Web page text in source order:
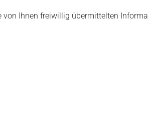
von Ihnen freiwillig übermittelten